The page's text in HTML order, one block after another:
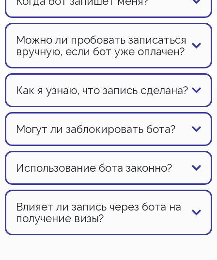
Можно ли пробовать записаться
вручную, если бот уже оплачен?
Как я узнаю, что запись сделана?
Могут ли заблокировать бота?
Использование бота законно?
Влияет ли запись через бота на
получение визы?